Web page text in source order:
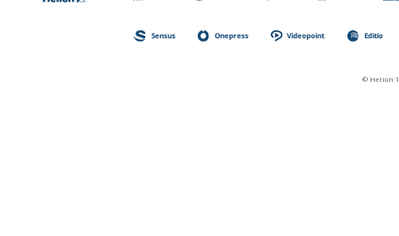
Sensus Onepress Videopoint Editio
© Helion